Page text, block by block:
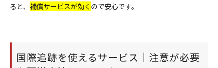
ると、 補償サービスが効く ので安心です。
国際追跡を使えるサービス｜注意が必要